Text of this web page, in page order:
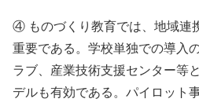
④ ものづくり教育では、地域連
重要である。学校単独での導入
ラブ、産業技術支援センター等
デルも有効である。パイロット